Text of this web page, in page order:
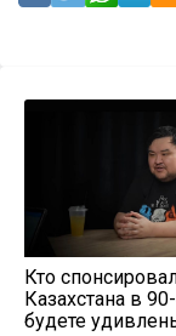
Кто
Казахстана в
будете